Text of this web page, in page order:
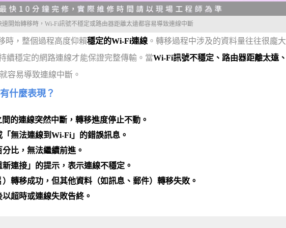
速開始轉移時，Wi-Fi訊號不穩定或路由器距離太遠都容易導致連線中斷
時，整個過程高度仰賴穩定的Wi-Fi連線 。轉移過程中涉及的資料量往往很龐大
續穩定的網路連線才能保證完整傳輸。當Wi-Fi訊號不穩定、路由器距離太遠、
容易導致連線中斷。
什麼表現？
的連線突然中斷，轉移進度停止不動。
無法連線到Wi-Fi」的錯誤訊息。
比，無法繼續前進。
連接」的提示，表示連線不穩定。
轉移成功，但其他資料（如訊息、郵件）轉移失敗。
超時或連線失敗告終。